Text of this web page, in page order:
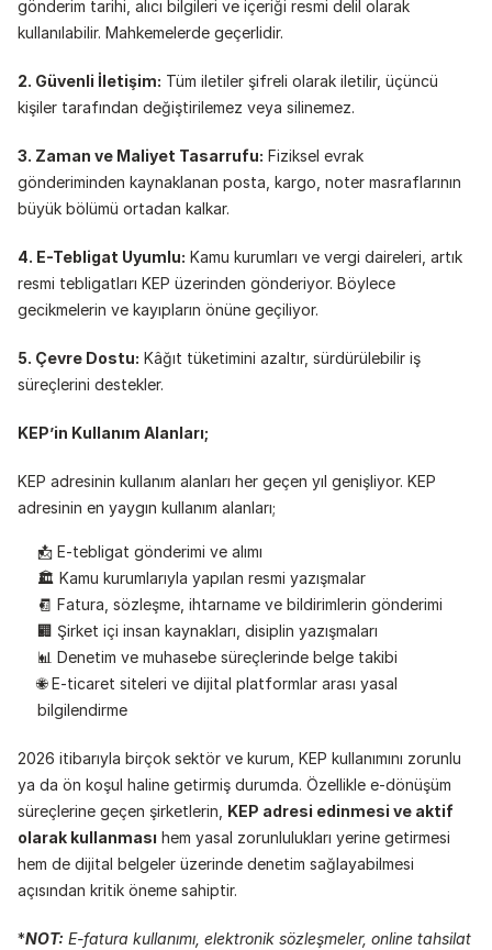
gönderim tarihi, alıcı bilgileri ve içeriği resmi delil olarak
kullanılabilir. Mahkemelerde geçerlidir.
2. Güvenli İletişim: Tüm iletiler şifreli olarak iletilir, üçüncü
kişiler tarafından değiştirilemez veya silinemez.
3. Zaman ve Maliyet Tasarrufu: Fiziksel evrak
gönderiminden kaynaklanan posta, kargo, noter masraflarının
büyük bölümü ortadan kalkar.
4. E-Tebligat Uyumlu: Kamu kurumları ve vergi daireleri, artık
resmi tebligatları KEP üzerinden gönderiyor. Böylece
gecikmelerin ve kayıpların önüne geçiliyor.
5. Çevre Dostu: Kâğıt tüketimini azaltır, sürdürülebilir iş
süreçlerini destekler.
KEP’in Kullanım Alanları;
KEP adresinin kullanım alanları her geçen yıl genişliyor. KEP
adresinin en yaygın kullanım alanları;
📩 E-tebligat gönderimi ve alımı
🏛️ Kamu kurumlarıyla yapılan resmi yazışmalar
🧾 Fatura, sözleşme, ihtarname ve bildirimlerin gönderimi
🏢 Şirket içi insan kaynakları, disiplin yazışmaları
📊 Denetim ve muhasebe süreçlerinde belge takibi
🌐 E-ticaret siteleri ve dijital platformlar arası yasal
bilgilendirme
2026 itibarıyla birçok sektör ve kurum, KEP kullanımını zorunlu
ya da ön koşul haline getirmiş durumda. Özellikle e-dönüşüm
süreçlerine geçen şirketlerin, KEP adresi edinmesi ve aktif
olarak kullanması hem yasal zorunlulukları yerine getirmesi
hem de dijital belgeler üzerinde denetim sağlayabilmesi
açısından kritik öneme sahiptir.
*NOT: E-fatura kullanımı, elektronik sözleşmeler, online tahsilat